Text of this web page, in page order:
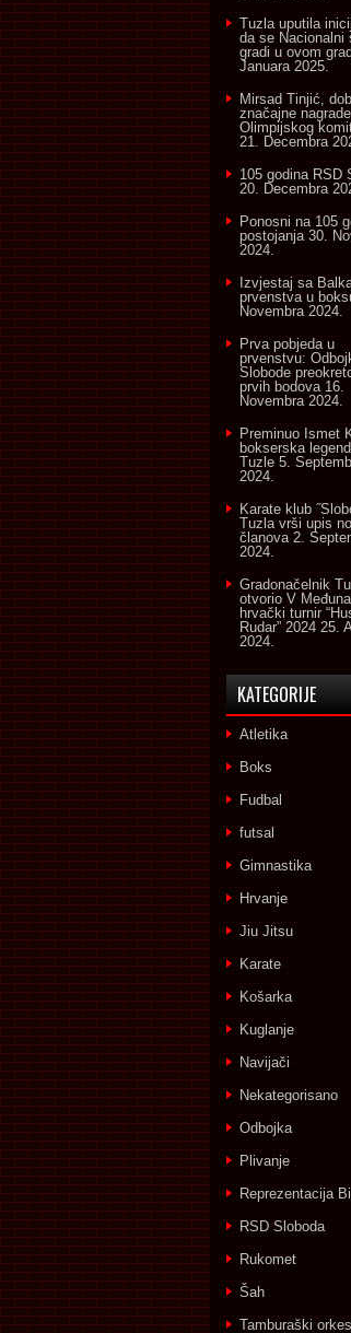
Tuzla uputila
da se Nacionalni
gradi u ovom
Januara 2025.
Mirsad Tinjić,
značajne nagrade
Olimpijskog
21. Decembra
105 godina RSD
20. Decembra
Ponosni na 105
postojanja 30.
2024.
Izvjestaj sa
prvenstva u
Novembra 2024.
Prva pobjeda u
prvenstvu:
Slobode
prvih bodova 16.
Novembra 2024.
Preminuo Ismet
bokserska
Tuzle 5.
2024.
Karate klub
Tuzla vrši upis
članova 2.
2024.
Gradonačelnik
otvorio V
hrvački turnir
Rudar” 2024 25.
2024.
KATEGORIJE
Atletika
Boks
Fudbal
futsal
Gimnastika
Hrvanje
Jiu Jitsu
Karate
Košarka
Kuglanje
Navijači
Nekategorisano
Odbojka
Plivanje
Reprezentacija
RSD Sloboda
Rukomet
Šah
Tamburaški